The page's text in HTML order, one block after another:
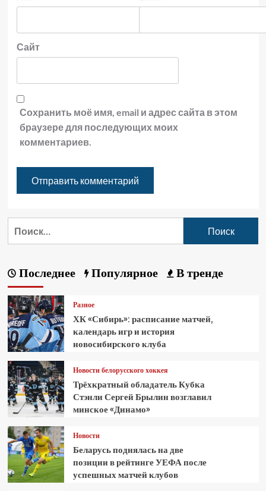
Сайт
Сохранить моё имя, email и адрес сайта в этом
браузере для последующих моих
комментариев.
Последнее Популярное В тренде
Разное
ХК «Сибирь»: расписание матчей,
календарь игр и история
новосибирского клуба
Новости белорусского хоккея
Трёхкратный обладатель Кубка
Стэнли Сергей Брылин возглавил
минское «Динамо»
Новости
Беларусь поднялась на две
позиции в рейтинге УЕФА после
успешных матчей клубов